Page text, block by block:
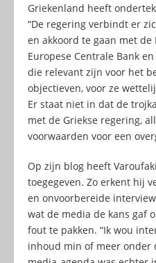
Griekenland heeft
“De regering verbindt er
en akkoord te gaan met de
Europese Centrale Bank
die relevant zijn voor het
objectieven, voor ze
Er staat niet in dat de
met de Griekse regering,
voorwaarden voor een
Op zijn blog heeft
toegegeven. Zo erkent hij
en onvoorbereide
wat de media de kans gaf
fout te pakken. “Ik wou
inhoud min of meer onder